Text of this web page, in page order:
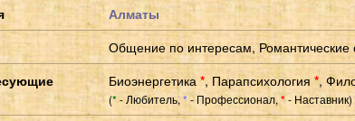
Алматы
Общение по интересам, Романтические
Биоэнергетика *, Парапсихология *,
(*- Любитель, *- Профессионал,*- Наставник)